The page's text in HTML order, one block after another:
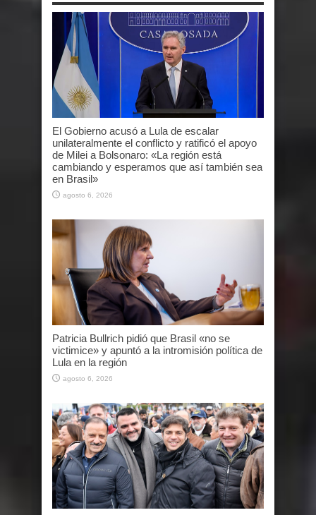
El Gobierno acusó a Lula de escalar
unilateralmente el conflicto y ratificó el apoyo
de Milei a Bolsonaro: «La región está
cambiando y esperamos que así también sea
en Brasil»
agosto 6, 2026
Patricia Bullrich pidió que Brasil «no se
victimice» y apuntó a la intromisión política de
Lula en la región
agosto 6, 2026